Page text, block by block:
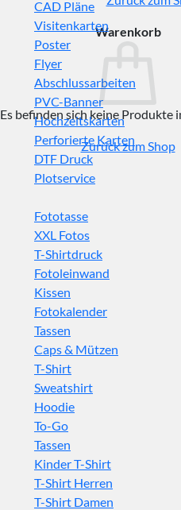
Warenkorb
Es befinden sich keine Produkte
Zurück zum Shop
CAD Pläne
Visitenkarten
Poster
Flyer
Abschlussarbeiten
PVC-Banner
Hochzeitskarten
Perforierte Karten
DTF Druck
Plotservice
Fototasse
XXL Fotos
T-Shirtdruck
Fotoleinwand
Kissen
Fotokalender
Tassen
Caps & Mützen
T-Shirt
Sweatshirt
Hoodie
To-Go
Tassen
Kinder T-Shirt
T-Shirt Herren
T-Shirt Damen